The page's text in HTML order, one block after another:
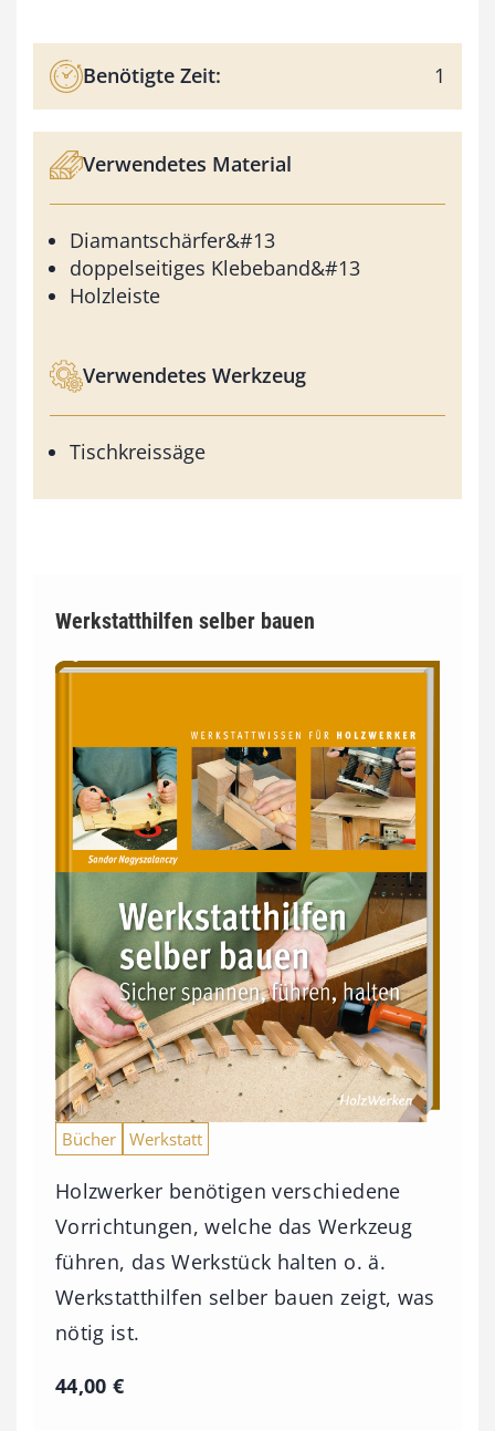
Benötigte Zeit: 1
Verwendetes Material
Diamantschärfer&#13
doppelseitiges Klebeband&#13
Holzleiste
Verwendetes Werkzeug
Tischkreissäge
Werkstatthilfen selber bauen
Bücher Werkstatt
Holzwerker benötigen verschiedene
Vorrichtungen, welche das Werkzeug
führen, das Werkstück halten o. ä.
Werkstatthilfen selber bauen zeigt, was
nötig ist.
44,00€